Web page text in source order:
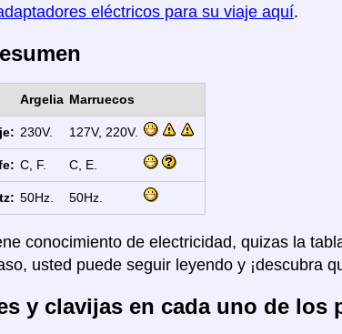
eléctricos para su viaje aquí.
Argelia Marruecos
230V. 127V, 220V.
C, F. C, E.
50Hz. 50Hz.
conocimiento de electricidad, quizas la
usted puede seguir leyendo y ¡descubra
y clavijas en cada uno de los